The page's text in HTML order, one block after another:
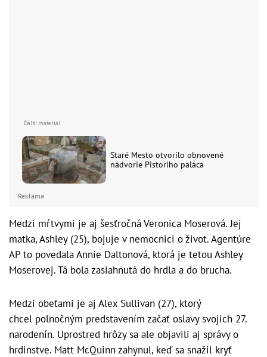
Staré Mesto otvorilo obnovené
nádvorie Pistoriho paláca
Reklama
Medzi mŕtvymi je aj šesťročná Veronica Moserová. Jej
matka, Ashley (25), bojuje v nemocnici o život. Agentúre
AP to povedala Annie Daltonová, ktorá je tetou Ashley
Moserovej. Tá bola zasiahnutá do hrdla a do brucha.
Medzi obeťami je aj Alex Sullivan (27), ktorý
chcel polnočným predstavením začať oslavy svojich 27.
narodenín. Uprostred hrôzy sa ale objavili aj správy o
hrdinstve. Matt McQuinn zahynul, keď sa snažil kryť